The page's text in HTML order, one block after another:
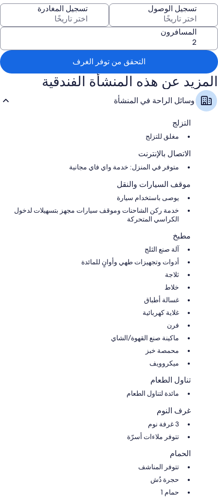
تسجيل الوصول تسجيل المغادرة
المسافرون
التحقق من توفر الغرف
المزيد عن هذه المنشأة الفندقية
وسائل الراحة في المنشأة
التزلج
مغلق للتزلج
الاتصال بالإنترنت
متوفر في المنزل: خدمة واي فاي مجانية
موقف السيارات والنقل
يوصى باستخدام سيارة
خدمة ركن الشاحنات وموقف سيارات مجهز بتسهيلات لدخول
الكراسي المتحركة
مطبخ
آلة صنع الثلج
أدوات وتجهيزات طهي وأوانٍ للمائدة
ثلاجة
خلاط
غسالة أطباق
غلاية كهربائية
فرن
ماكينة صنع القهوة/الشاي
محمصة خبز
ميكروويف
تناول الطعام
مائدة لتناول الطعام
غرف النوم
3 غرفة نوم
تتوفر ملاءات أسرّة
الحمام
تتوفر المناشف
حجرة دُش
حمام 1